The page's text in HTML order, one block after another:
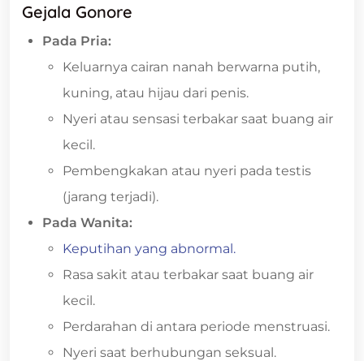
Gejala Gonore
Pada Pria:
Keluarnya cairan nanah berwarna putih,
kuning, atau hijau dari penis.
Nyeri atau sensasi terbakar saat buang air
kecil.
Pembengkakan atau nyeri pada testis
(jarang terjadi).
Pada Wanita:
Keputihan yang abnormal.
Rasa sakit atau terbakar saat buang air
kecil.
Perdarahan di antara periode menstruasi.
Nyeri saat berhubungan seksual.